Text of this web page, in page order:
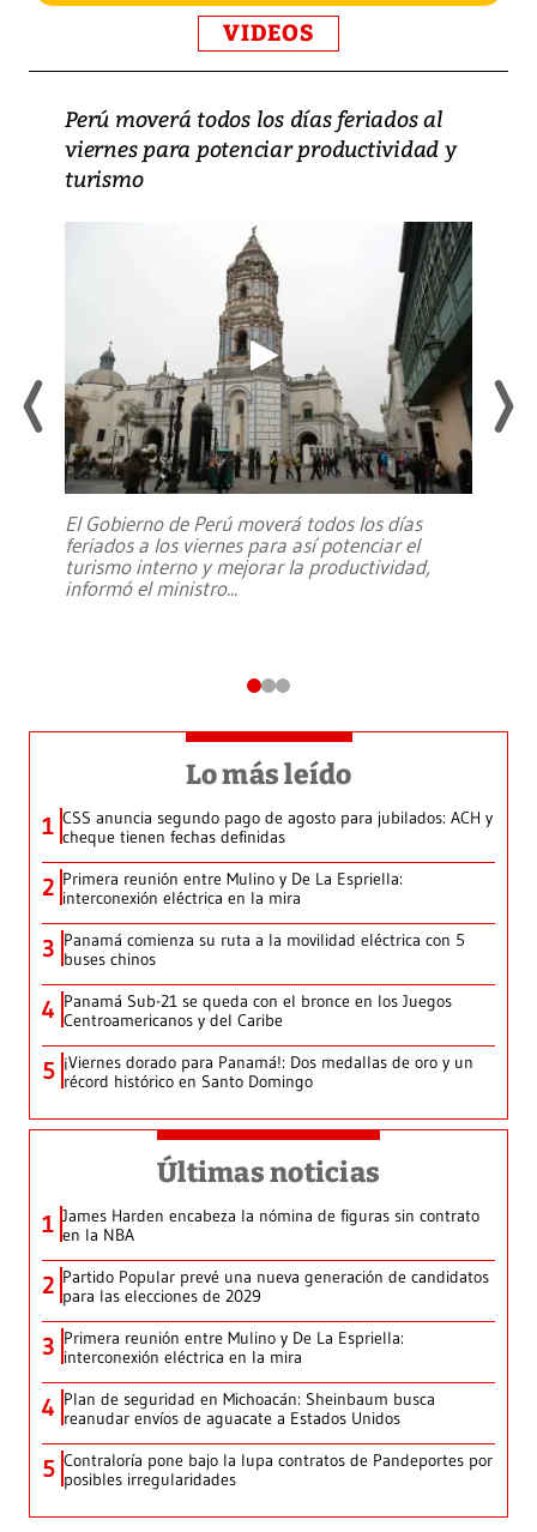
VIDEOS
Perú moverá todos los días feriados al
viernes para potenciar productividad y
turismo
El Gobierno de Perú moverá todos los días
feriados a los viernes para así potenciar el
turismo interno y mejorar la productividad,
informó el ministro...
Lo más leído
1 CSS anuncia segundo pago de agosto para jubilados: ACH y
cheque tienen fechas definidas
2 Primera reunión entre Mulino y De La Espriella:
interconexión eléctrica en la mira
3 Panamá comienza su ruta a la movilidad eléctrica con 5
buses chinos
4 Panamá Sub-21 se queda con el bronce en los Juegos
Centroamericanos y del Caribe
5 ¡Viernes dorado para Panamá!: Dos medallas de oro y un
récord histórico en Santo Domingo
Últimas noticias
1 James Harden encabeza la nómina de figuras sin contrato
en la NBA
2 Partido Popular prevé una nueva generación de candidatos
para las elecciones de 2029
3 Primera reunión entre Mulino y De La Espriella:
interconexión eléctrica en la mira
4 Plan de seguridad en Michoacán: Sheinbaum busca
reanudar envíos de aguacate a Estados Unidos
5 Contraloría pone bajo la lupa contratos de Pandeportes por
posibles irregularidades